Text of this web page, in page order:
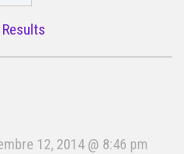
12, 2014 @ 8:46 pm